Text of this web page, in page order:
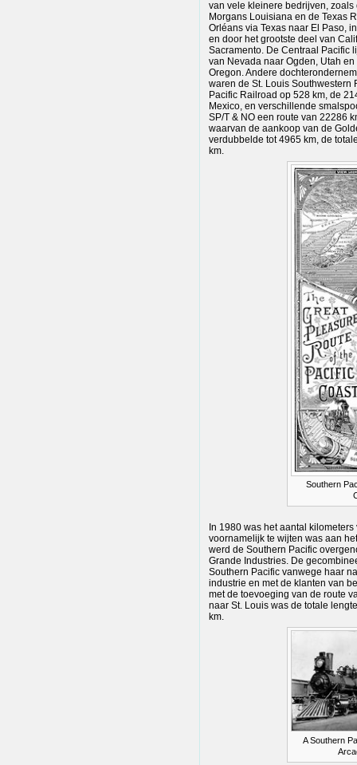
van vele kleinere bedrijven,
Morgans Louisiana en de Texas
Orléans via Texas naar El Paso,
en door het grootste deel van
Sacramento. De Centraal Pacific
van Nevada naar Ogden, Utah
Oregon. Andere
waren de St. Louis Southwestern
Pacific Railroad op 528 km, de
Mexico, en verschillende
SP/T & NO een route van 22286
waarvan de aankoop van de
verdubbelde tot 4965 km, de
km.
Southern
In 1980 was het aantal
voornamelijk te wijten was aan
werd de Southern Pacific
Grande Industries. De
Southern Pacific vanwege haar
industrie en met de klanten van
met de toevoeging van de route
naar St. Louis was de totale
km.
A Southern